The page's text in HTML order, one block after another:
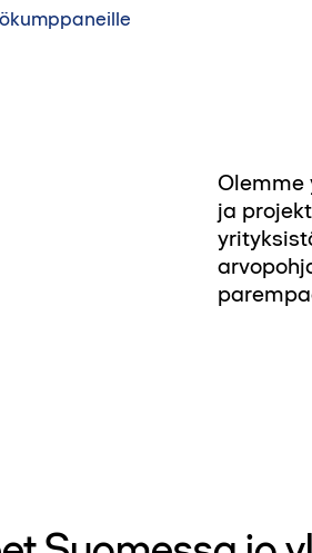
Olemme
ja